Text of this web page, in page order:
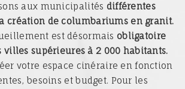
aux municipalités différentes
création de columbariums en granit.
est désormaisobligatoire
villes supérieures à 2 000 habitants.
votre espace cinéraire en fonction
besoins et budget. Pour les